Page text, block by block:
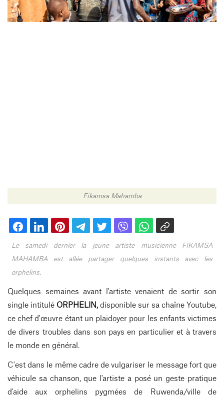
Fikamsa Mahamba
Le samedi dernier la jeune artiste musicienne FIKAMSA
MAHAMBA est allée partager quelques instants avec les
orphelins.
Quelques semaines avant l'artiste venaient de sortir son
single intitulé ORPHELIN,disponible sur sa chaîne Youtube,
ce chef d'œuvre étant un plaidoyer pour les enfants victimes
de divers troubles dans son pays en particulier et à travers
le monde en général.
C'est dans le même cadre de vulgariser le message fort que
véhicule sa chanson, que l'artiste a posé un geste pratique
d'aide aux orphelins pygmées de Ruwenda/ville de